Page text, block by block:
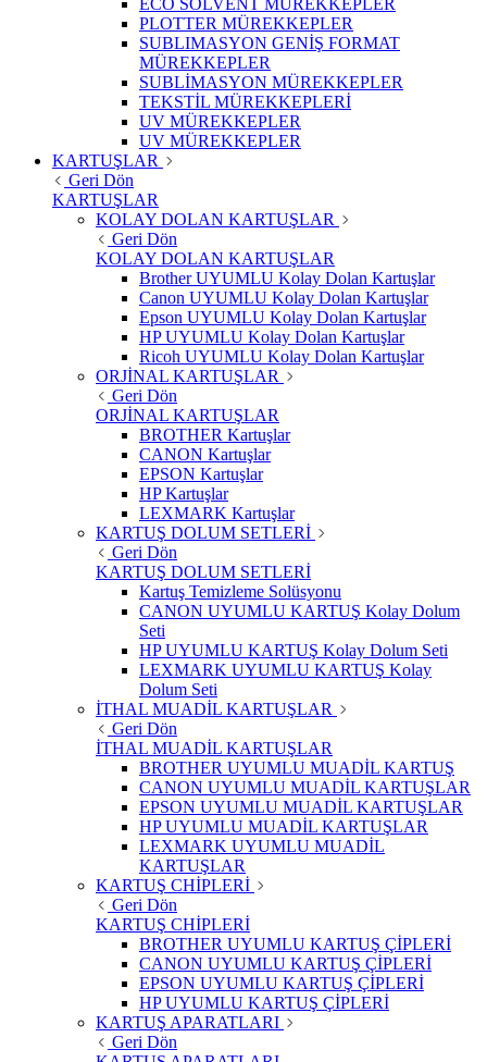
ECO SOLVENT MÜREKKEPLER
PLOTTER MÜREKKEPLER
SUBLIMASYON GENİŞ FORMAT
MÜREKKEPLER
SUBLİMASYON MÜREKKEPLER
TEKSTİL MÜREKKEPLERİ
UV MÜREKKEPLER
UV MÜREKKEPLER
KARTUŞLAR
Geri Dön
KARTUŞLAR
KOLAY DOLAN KARTUŞLAR
Geri Dön
KOLAY DOLAN KARTUŞLAR
Brother UYUMLU Kolay Dolan Kartuşlar
Canon UYUMLU Kolay Dolan Kartuşlar
Epson UYUMLU Kolay Dolan Kartuşlar
HP UYUMLU Kolay Dolan Kartuşlar
Ricoh UYUMLU Kolay Dolan Kartuşlar
ORJİNAL KARTUŞLAR
Geri Dön
ORJİNAL KARTUŞLAR
BROTHER Kartuşlar
CANON Kartuşlar
EPSON Kartuşlar
HP Kartuşlar
LEXMARK Kartuşlar
KARTUŞ DOLUM SETLERİ
Geri Dön
KARTUŞ DOLUM SETLERİ
Kartuş Temizleme Solüsyonu
CANON UYUMLU KARTUŞ Kolay Dolum
Seti
HP UYUMLU KARTUŞ Kolay Dolum Seti
LEXMARK UYUMLU KARTUŞ Kolay
Dolum Seti
İTHAL MUADİL KARTUŞLAR
Geri Dön
İTHAL MUADİL KARTUŞLAR
BROTHER UYUMLU MUADİL KARTUŞ
CANON UYUMLU MUADİL KARTUŞLAR
EPSON UYUMLU MUADİL KARTUŞLAR
HP UYUMLU MUADİL KARTUŞLAR
LEXMARK UYUMLU MUADİL
KARTUŞLAR
KARTUŞ CHİPLERİ
Geri Dön
KARTUŞ CHİPLERİ
BROTHER UYUMLU KARTUŞ ÇİPLERİ
CANON UYUMLU KARTUŞ ÇİPLERİ
EPSON UYUMLU KARTUŞ ÇİPLERİ
HP UYUMLU KARTUŞ ÇİPLERİ
KARTUŞ APARATLARI
Geri Dön